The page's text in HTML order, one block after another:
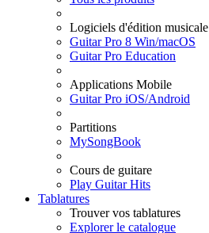
Logiciels d'édition musicale
Guitar Pro 8 Win/macOS
Guitar Pro Education
Applications Mobile
Guitar Pro iOS/Android
Partitions
MySongBook
Cours de guitare
Play Guitar Hits
Tablatures
Trouver vos tablatures
Explorer le catalogue